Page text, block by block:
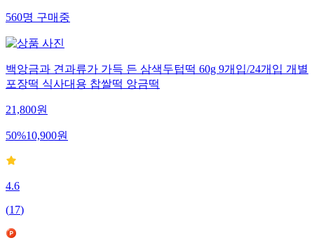
560명구매중
백앙금과 견과류가 가득 든 삼색두텁떡 60g 9개입/24개입 개별
포장떡 식사대용 찹쌀떡 앙금떡
21,800원
50%10,900원
4.6
(17)